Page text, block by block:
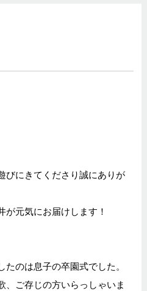
びにきてくださり誠にありが
元気にお届けします！
のは息子の卒園式でした。
、ご存じの方いらっしゃいま